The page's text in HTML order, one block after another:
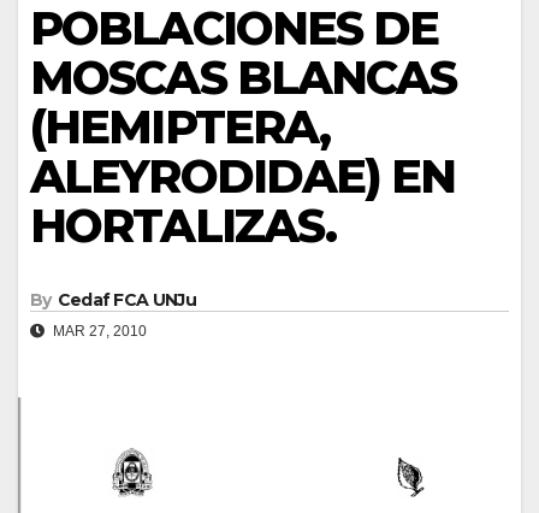
POBLACIONES DE
MOSCAS BLANCAS
(HEMIPTERA,
ALEYRODIDAE) EN
HORTALIZAS.
By Cedaf FCA UNJu
MAR 27, 2010